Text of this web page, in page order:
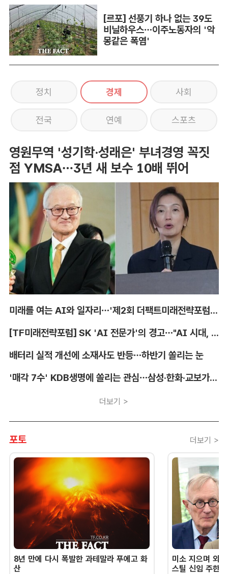
[르포] 선풍기 하나 없는 39도
비닐하우스…이주노동자의 '악
몽같은 폭염'
정치 경제 사회
전국 연예 스포츠
영원무역 '성기학·성래은' 부녀경영 꼭짓
점 YMSA…3년 새 보수 10배 뛰어
미래를 여는 AI와 일자리…'제2회 더팩트미래전략포럼' 참가 신청
[TF미래전략포럼] SK 'AI 전문가'의 경고…"AI 시대, 인재 격차 더 커진다"
배터리 실적 개선에 소재사도 반등…하반기 쏠리는 눈
'매각 7수' KDB생명에 쏠리는 관심…삼성·한화·교보가 주목하는 이유
더보기 >
포토 더보기 >
8년 만에 다시 폭발한 과테말라 푸에고 화
산
미소 지으며 외
스틸 신임 주한